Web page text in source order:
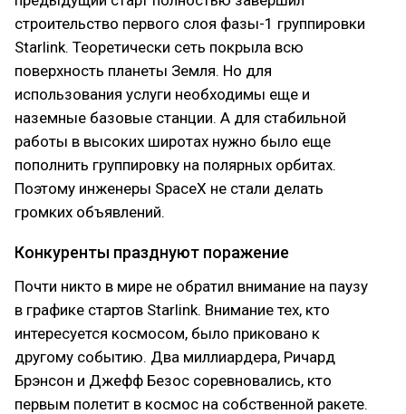
строительство первого слоя фазы-1 группировки
Starlink. Теоретически сеть покрыла всю
поверхность планеты Земля. Но для
использования услуги необходимы еще и
наземные базовые станции. А для стабильной
работы в высоких широтах нужно было еще
пополнить группировку на полярных орбитах.
Поэтому инженеры SpaceX не стали делать
громких объявлений.
Конкуренты празднуют поражение
Почти никто в мире не обратил внимание на паузу
в графике стартов Starlink. Внимание тех, кто
интересуется космосом, было приковано к
другому событию. Два миллиардера, Ричард
Брэнсон и Джефф Безос соревновались, кто
первым полетит в космос на собственной ракете.